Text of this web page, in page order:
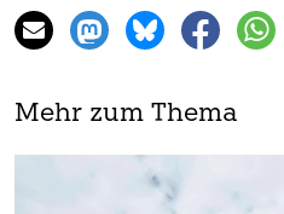
Mehr zum Thema